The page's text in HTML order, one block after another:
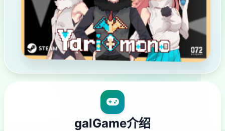
galGame介绍